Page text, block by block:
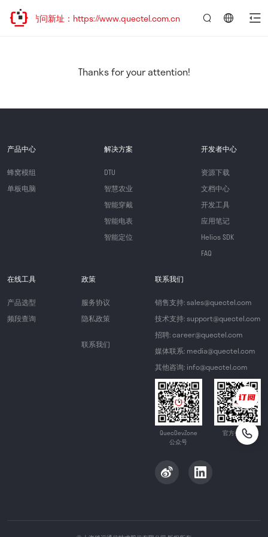
，欢迎访问新址：https://www.quectel.com.cn
Thanks for your attention!
产品中心
蜂窝模组
单板电脑
解决方案
DTU
智慧农业
智能穿戴
智能电表
智能定位
开发者中心
资源下载
文档中心
开发工具
应用笔记
Helios SDK
FAQ
在线工具
产品选型
频段查询
政策
服务协议
隐私政策
联系我们
联系我们
销售支持: sales@quectel.com
技术支持: support@quectel.com
招聘: career@quectel.com
媒体联系: media@quectel.com
其他咨询: info@quectel.com
QuecDevZone
公众号
官方公众号